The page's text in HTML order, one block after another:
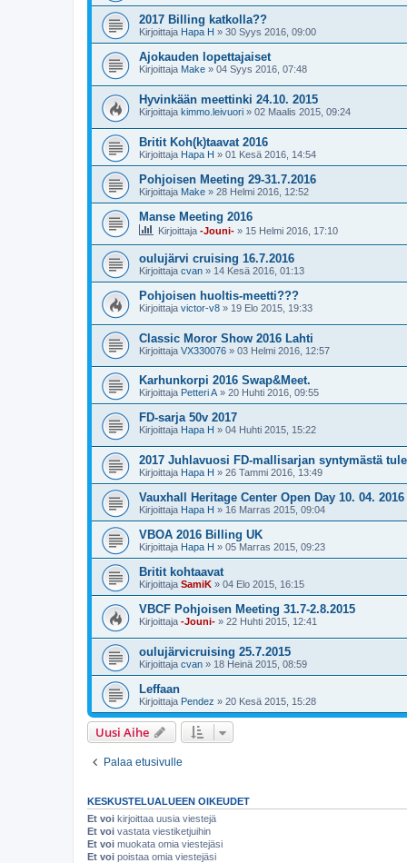
2017 Billing katkolla??
Kirjoittaja Hapa H » 30 Syys 2016, 09:00
Ajokauden lopettajaiset
Kirjoittaja Make » 04 Syys 2016, 07:48
Hyvinkään meettinki 24.10. 2015
Kirjoittaja kimmo.leivuori » 02 Maalis 2015, 09:24
Britit Koh(k)taavat 2016
Kirjoittaja Hapa H » 01 Kesä 2016, 14:54
Pohjoisen Meeting 29-31.7.2016
Kirjoittaja Make » 28 Helmi 2016, 12:52
Manse Meeting 2016
Kirjoittaja -Jouni- » 15 Helmi 2016, 17:10
oulujärvi cruising 16.7.2016
Kirjoittaja cvan » 14 Kesä 2016, 01:13
Pohjoisen huoltis-meetti???
Kirjoittaja victor-v8 » 19 Elo 2015, 19:33
Classic Moror Show 2016 Lahti
Kirjoittaja VX330076 » 03 Helmi 2016, 12:57
Karhunkorpi 2016 Swap&Meet.
Kirjoittaja Petteri A» 20 Huhti 2016, 09:55
FD-sarja 50v 2017
Kirjoittaja Hapa H » 04 Huhti 2015, 15:22
2017 Juhlavuosi FD-mallisarjan syntymästä
Kirjoittaja Hapa H » 26 Tammi 2016, 13:49
Vauxhall Heritage Center Open Day 10. 04. 2016
Kirjoittaja Hapa H » 16 Marras 2015, 09:04
VBOA 2016 Billing UK
Kirjoittaja Hapa H » 05 Marras 2015, 09:23
Britit kohtaavat
Kirjoittaja SamiK » 04 Elo 2015, 16:15
VBCF Pohjoisen Meeting 31.7-2.8.2015
Kirjoittaja -Jouni- » 22 Huhti 2015, 12:41
oulujärvicruising 25.7.2015
Kirjoittaja cvan » 18 Heinä 2015, 08:59
Leffaan
Kirjoittaja Pendez » 20 Kesä 2015, 15:28
Uusi Aihe
Palaa etusivulle
KESKUSTELUALUEEN OIKEUDET
Et voi kirjoittaa uusia viestejä
Et voi vastata viestiketjuihin
Et voi muokata omia viestejäsi
Et voi poistaa omia viestejäsi